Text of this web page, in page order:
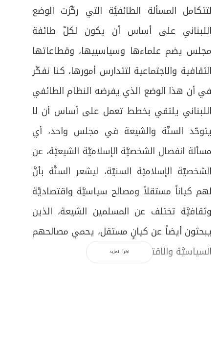
لتتكامل المسألة الطائفيَّة التي ركّزت الوضع
اللبناني على أساس أن يكون لكلّ طائفة
مجلس يضم علماءها وسياسييها، وقطاعاتها
الثقافية والاجتماعية لتتدارس أمورها، كنا نفكّر
في أن هذا الوضع الذي يفرضه النظام الطائفي
اللبناني يلتقي بخطط تعمل على أساس أن لا
يتوحّد السنّة والشيعة في مجلس واحد، أي
مسألة انفصال الشخصيَّة الإسلاميَّة الشيعيّة، عن
الشخصيّة الإسلاميّة السنيّة، ليشعر السنَّة بأنَّ
لهم كياناً مستقلاً ومصالح سياسيَّة واقتصاديَّة
وثقافيَّة تختلف عن المسلمين الشيعة، الذين
يبحثون أيضاً عن كيانٍ مستقل، يحمي مصالحهم
السياسيَّة والاقتصاديَّة والثقافيَّة.
اقرأ المزيد